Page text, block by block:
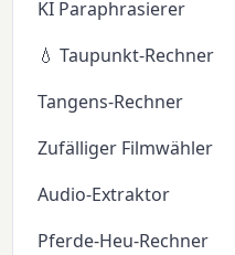
KI Paraphrasierer
💧 Taupunkt-Rechner
Tangens-Rechner
Zufälliger Filmwähler
Audio-Extraktor
Pferde-Heu-Rechner